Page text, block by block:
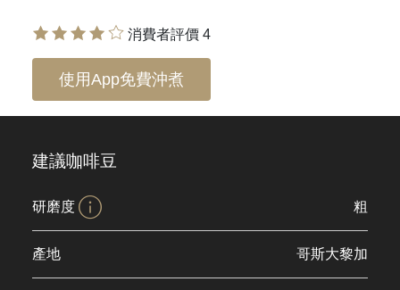
消費者評價 4
使用App免費沖煮
建議咖啡豆
研磨度 粗
產地 哥斯大黎加